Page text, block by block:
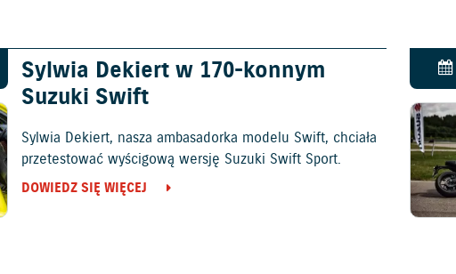
Sylwia Dekiert w 170-konnym
Suzuki Swift
Sylwia Dekiert, nasza ambasadorka modelu Swift, chciała
przetestować wyścigową wersję Suzuki Swift Sport.
DOWIEDZ SIĘ WIĘCEJ